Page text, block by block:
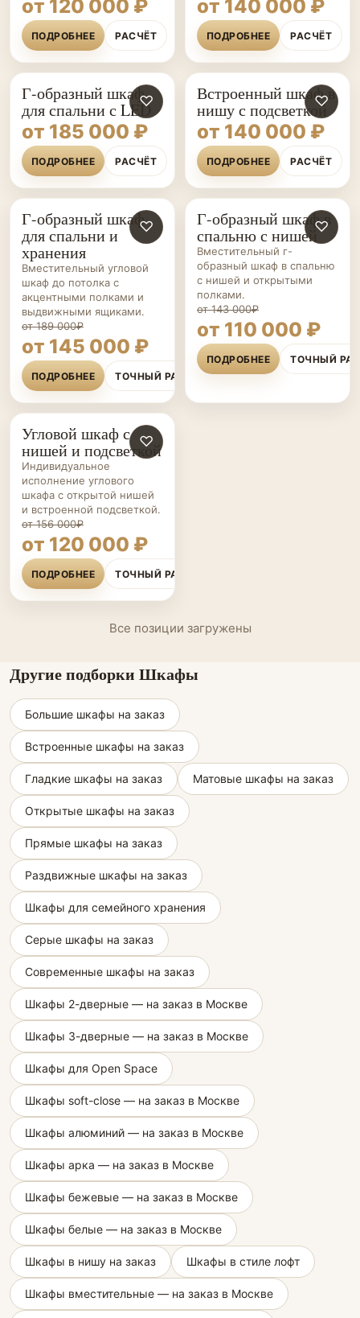
от 120 000 ₽
ПОДРОБНЕЕ РАСЧЁТ
от 140 000 ₽
ПОДРОБНЕЕ РАСЧЁТ
♡
Г-образный шкаф
для спальни с LED
от 185 000 ₽
ПОДРОБНЕЕ РАСЧЁТ
♡
Встроенный шкаф в
нишу с подсветкой
от 140 000 ₽
ПОДРОБНЕЕ РАСЧЁТ
ШКАФЫ НА ЗАКАЗ ♡
Г-образный шкаф
для спальни и
хранения
Вместительный угловой
шкаф до потолка с
акцентными полками и
выдвижными ящиками.
от 189 000₽
от 145 000 ₽
ПОДРОБНЕЕ ТОЧНЫЙ РАСЧЁТ
ШКАФЫ НА ЗАКАЗ ♡
Г-образный шкаф в
спальню с нишей
Вместительный г-
образный шкаф в спальню
с нишей и открытыми
полками.
от 143 000₽
от 110 000 ₽
ПОДРОБНЕЕ ТОЧНЫЙ
ШКАФЫ НА ЗАКАЗ ♡
Угловой шкаф с
нишей и подсветкой
Индивидуальное
исполнение углового
шкафа с открытой нишей
и встроенной подсветкой.
от 156 000₽
от 120 000 ₽
ПОДРОБНЕЕ ТОЧНЫЙ РАСЧЁТ
Все позиции загружены
Другие подборки Шкафы
Большие шкафы на заказ
Встроенные шкафы на заказ
Гладкие шкафы на заказ Матовые шкафы на заказ
Открытые шкафы на заказ
Прямые шкафы на заказ
Раздвижные шкафы на заказ
Шкафы для семейного хранения
Серые шкафы на заказ
Современные шкафы на заказ
Шкафы 2-дверные — на заказ в Москве
Шкафы 3-дверные — на заказ в Москве
Шкафы для Open Space
Шкафы soft-close — на заказ в Москве
Шкафы алюминий — на заказ в Москве
Шкафы арка — на заказ в Москве
Шкафы бежевые — на заказ в Москве
Шкафы белые — на заказ в Москве
Шкафы в нишу на заказ Шкафы в стиле лофт
Шкафы вместительные — на заказ в Москве